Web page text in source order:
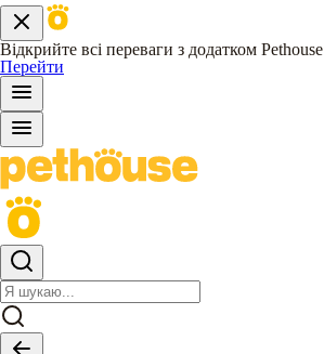
Відкрийте всі переваги з додатком Pethouse
Перейти